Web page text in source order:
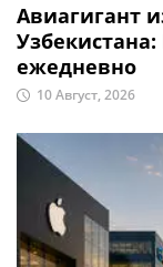
Авиагигант
ежедневно
10 Август, 2026